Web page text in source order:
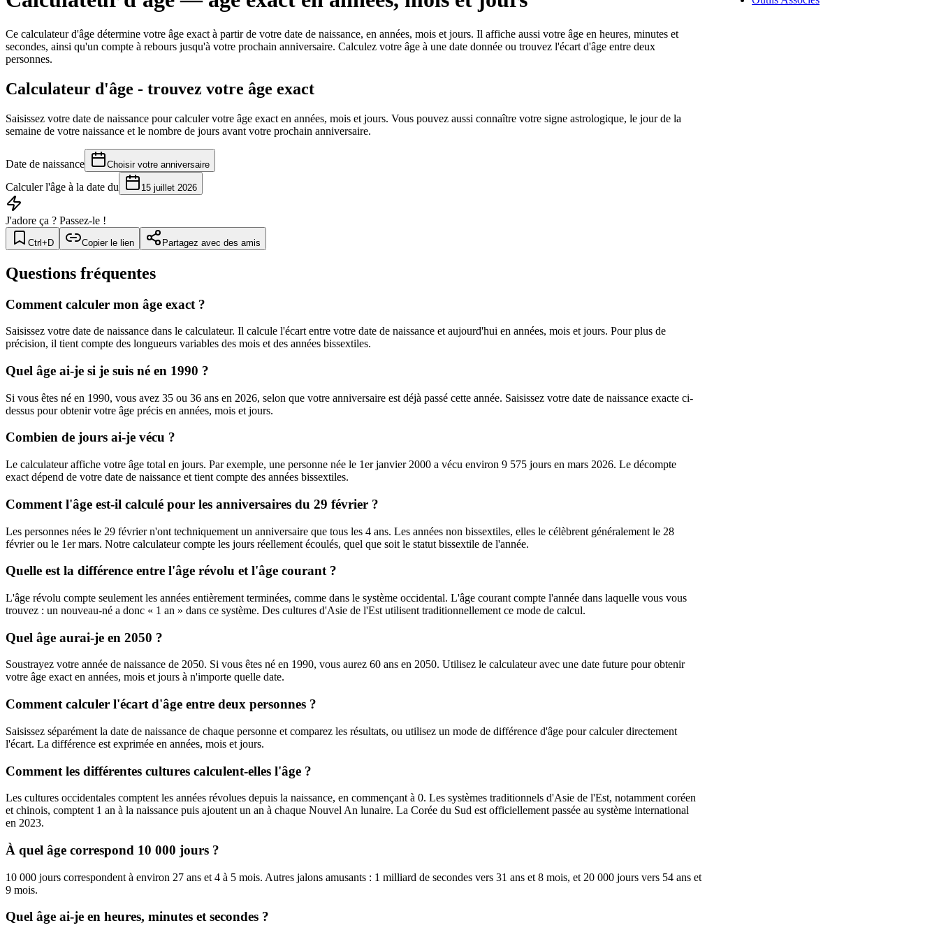
Ce calculateur d'âge détermine votre âge exact à partir de votre date de naissance, en années, mois et jours. Il affiche aussi votre âge en heures, minutes et
secondes, ainsi qu'un compte à rebours jusqu'à votre prochain anniversaire. Calculez votre âge à une date donnée ou trouvez l'écart d'âge entre deux
personnes.
Calculateur d'âge - trouvez votre âge exact
Saisissez votre date de naissance pour calculer votre âge exact en années, mois et jours. Vous pouvez aussi connaître votre signe astrologique, le jour de la
semaine de votre naissance et le nombre de jours avant votre prochain anniversaire.
Date de naissance Choisir votre anniversaire
Calculer l'âge à la date du 15 juillet 2026
J'adore ça ? Passez-le !
Ctrl+D Copier le lien Partagez avec des amis
Questions fréquentes
Comment calculer mon âge exact ?
Saisissez votre date de naissance dans le calculateur. Il calcule l'écart entre votre date de naissance et aujourd'hui en années, mois et jours. Pour plus de
précision, il tient compte des longueurs variables des mois et des années bissextiles.
Quel âge ai-je si je suis né en 1990 ?
Si vous êtes né en 1990, vous avez 35 ou 36 ans en 2026, selon que votre anniversaire est déjà passé cette année. Saisissez votre date de naissance exacte ci-
dessus pour obtenir votre âge précis en années, mois et jours.
Combien de jours ai-je vécu ?
Le calculateur affiche votre âge total en jours. Par exemple, une personne née le 1er janvier 2000 a vécu environ 9 575 jours en mars 2026. Le décompte
exact dépend de votre date de naissance et tient compte des années bissextiles.
Comment l'âge est-il calculé pour les anniversaires du 29 février ?
Les personnes nées le 29 février n'ont techniquement un anniversaire que tous les 4 ans. Les années non bissextiles, elles le célèbrent généralement le 28
février ou le 1er mars. Notre calculateur compte les jours réellement écoulés, quel que soit le statut bissextile de l'année.
Quelle est la différence entre l'âge révolu et l'âge courant ?
L'âge révolu compte seulement les années entièrement terminées, comme dans le système occidental. L'âge courant compte l'année dans laquelle vous vous
trouvez : un nouveau-né a donc « 1 an » dans ce système. Des cultures d'Asie de l'Est utilisent traditionnellement ce mode de calcul.
Quel âge aurai-je en 2050 ?
Soustrayez votre année de naissance de 2050. Si vous êtes né en 1990, vous aurez 60 ans en 2050. Utilisez le calculateur avec une date future pour obtenir
votre âge exact en années, mois et jours à n'importe quelle date.
Comment calculer l'écart d'âge entre deux personnes ?
Saisissez séparément la date de naissance de chaque personne et comparez les résultats, ou utilisez un mode de différence d'âge pour calculer directement
l'écart. La différence est exprimée en années, mois et jours.
Comment les différentes cultures calculent-elles l'âge ?
Les cultures occidentales comptent les années révolues depuis la naissance, en commençant à 0. Les systèmes traditionnels d'Asie de l'Est, notamment coréen
et chinois, comptent 1 an à la naissance puis ajoutent un an à chaque Nouvel An lunaire. La Corée du Sud est officiellement passée au système international
en 2023.
À quel âge correspond 10 000 jours ?
10 000 jours correspondent à environ 27 ans et 4 à 5 mois. Autres jalons amusants : 1 milliard de secondes vers 31 ans et 8 mois, et 20 000 jours vers 54 ans et
9 mois.
Quel âge ai-je en heures, minutes et secondes ?